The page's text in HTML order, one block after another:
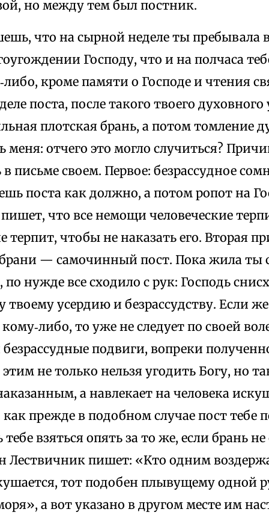
но между тем был постник.
что на сырной неделе ты пребывала
Господу, что и на полчаса
кроме памяти о Господе и чтения
поста, после такого твоего
плотская брань, а потом томление
отчего это могло случиться?
письме своем. Первое: безрассудное
поста как должно, а потом ропот на
что все немощи человеческие
терпит, чтобы не наказать его. Вторая
— самочинный пост. Пока жила ты
по нужде все сходило с рук: Господь
твоему усердию и безрассудству. Если
то уже не следует по своей
безрассудные подвиги, вопреки
не только нельзя угодить Богу, но
а навлекает на человека
прежде в подобном случае пост тебе
тебе взяться опять за то же, если брань
Лествичник пишет: «Kто одним
тот подобен плывущему одной
а вот указано в другом месте им